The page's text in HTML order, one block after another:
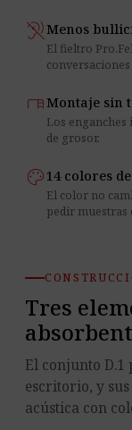
hearing_disabled Menos
El fieltro
desk Montaje sin
Los
de grosor.
palette 14 colores
El color no
pedir muestras
Tres
El conjunto
escritorio, y
acústica con